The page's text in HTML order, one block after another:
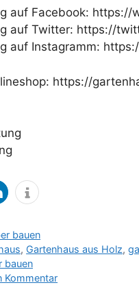
auf Facebook:
auf Twitter: https://
auf Instagramm:
https://
bauen
, Gartenhaus aus Holz,
bauen
Kommentar